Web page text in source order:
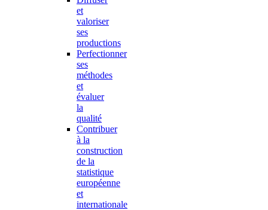
et
valoriser
ses
productions
Perfectionner
ses
méthodes
et
évaluer
la
qualité
Contribuer
à la
construction
de la
statistique
européenne
et
internationale